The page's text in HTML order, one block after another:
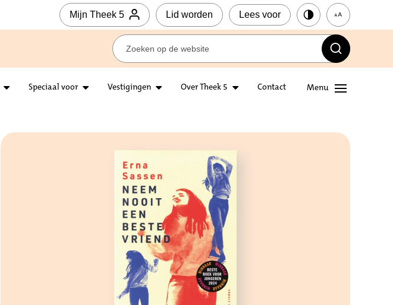
Mijn Theek 5 Lid worden Lees voor
Speciaal voor Vestigingen Over Theek 5 Contact